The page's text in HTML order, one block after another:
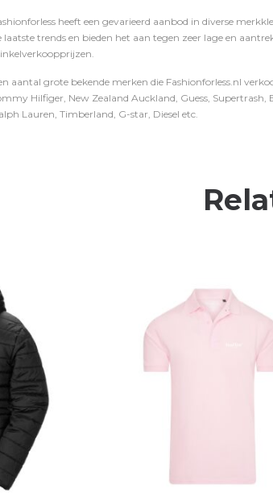
heeft een gevarieerd aanbod in diverse
laatste trends en bieden het aan tegen zeer lage en
aantal grote bekende merken die Fashionforless.nl
Hilfiger, New Zealand Auckland, Guess, Supertrash,
Lauren, Timberland, G-star, Diesel etc.